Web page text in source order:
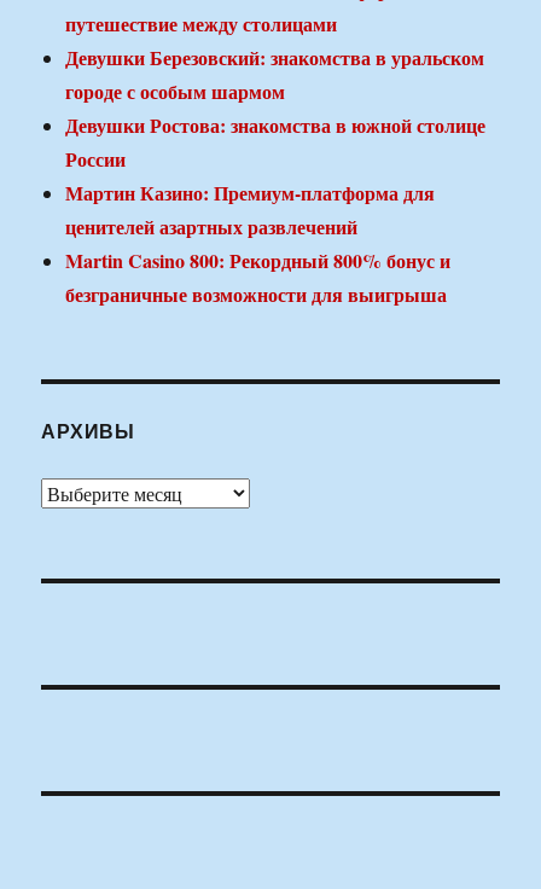
путешествие между столицами
Девушки Березовский: знакомства в уральском
городе с особым шармом
Девушки Ростова: знакомства в южной столице
России
Мартин Казино: Премиум-платформа для
ценителей азартных развлечений
Martin Casino 800: Рекордный 800% бонус и
безграничные возможности для выигрыша
АРХИВЫ
Архивы